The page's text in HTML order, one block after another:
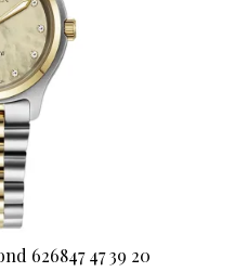
626847 47 39 20